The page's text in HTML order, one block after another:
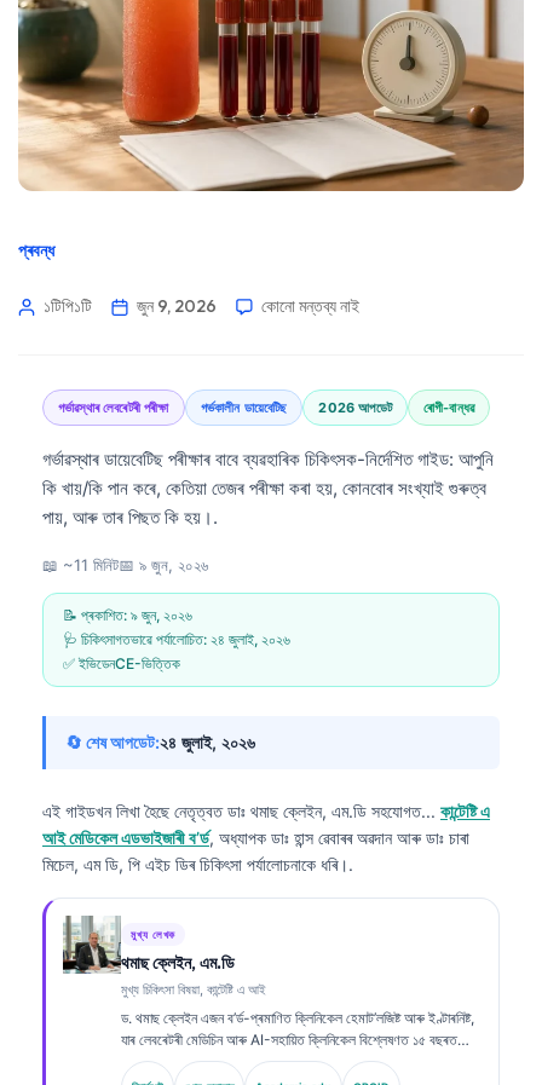
প্ৰবন্ধ
১টিপি১টি জুন 9, 2026 কোনো মন্তব্য নাই
গৰ্ভাৱস্থাৰ লেবৰেটৰী পৰীক্ষা গৰ্ভকালীন ডায়েবেটিছ 2026 আপডেট ৰোগী-বান্ধৱ
গৰ্ভাৱস্থাৰ ডায়েবেটিছ পৰীক্ষাৰ বাবে ব্যৱহাৰিক চিকিৎসক-নিৰ্দেশিত গাইড: আপুনি
কি খায়/কি পান কৰে, কেতিয়া তেজৰ পৰীক্ষা কৰা হয়, কোনবোৰ সংখ্যাই গুৰুত্ব
পায়, আৰু তাৰ পিছত কি হয়।.
📖 ~11 মিনিট📅 ৯ জুন, ২০২৬
📝 প্ৰকাশিত: ৯ জুন, ২০২৬
🩺 চিকিৎসাগতভাৱে পৰ্যালোচিত: ২৪ জুলাই, ২০২৬
✅ ইভিডেনCE-ভিত্তিক
🔄 শেষ আপডেট:২৪ জুলাই, ২০২৬
এই গাইডখন লিখা হৈছে নেতৃত্বতডাঃ থমাছ ক্লেইন, এম.ডি সহযোগত... কান্টেষ্টি এ
আই মেডিকেল এডভাইজাৰী ব’ৰ্ড, অধ্যাপক ডাঃ হান্স ৱেবাৰৰ অৱদান আৰু ডাঃ চাৰা
মিচেল, এম ডি, পি এইচ ডিৰ চিকিৎসা পৰ্যালোচনাকে ধৰি।.
মুখ্য লেখক
থমাছ ক্লেইন, এম.ডি
মুখ্য চিকিৎসা বিষয়া, কান্টেষ্টি এ আই
ড. থমাছ ক্লেইন এজন ব’ৰ্ড-প্ৰমাণিত ক্লিনিকেল হেমাট’লজিষ্ট আৰু ইণ্টাৰনিষ্ট,
যাৰ লেবৰেটৰী মেডিচিন আৰু AI-সহায়িত ক্লিনিকেল বিশ্লেষণত ১৫ বছৰতকৈ
অধিক অভিজ্ঞতা আছে। Kantesti AI-ৰ চীফ মেডিকেল অফিচাৰ হিচাপে,